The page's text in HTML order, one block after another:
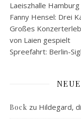
Laeiszhalle
Fanny Hensel: Drei
Großes
von Laien gespielt
Spreefahrt: Berlin-
Bock zu Hildegard,